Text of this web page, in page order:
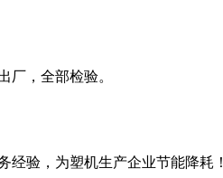
厂，全部检验。
验，为塑机生产企业节能降耗！